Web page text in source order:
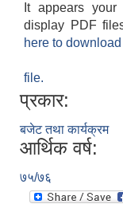
It appears
display PDF
here to
file.
प्रकार:
बजेट तथा कार्यक्रम
आर्थिक वर्ष:
७५/७६